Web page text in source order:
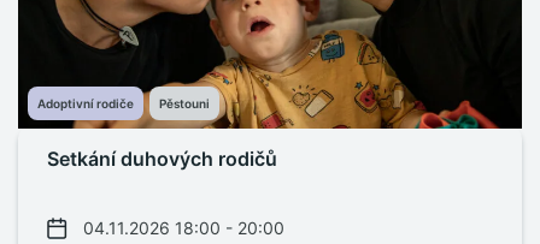
Adoptivní rodiče Pěstouni
Setkání duhových rodičů
04.11.2026 18:00 - 20:00